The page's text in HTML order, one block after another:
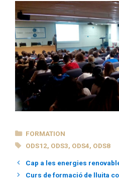
CATEGORIES
FORMATION
TAGS
ODS12, ODS3, ODS4, ODS8
Cap a les energies
Curs de formació de lluita